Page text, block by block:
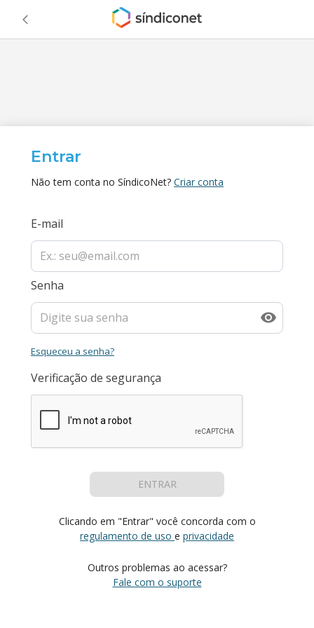
Entrar
Não tem conta no SíndicoNet? Criar conta
E-mail
Senha
Esqueceu a senha?
Verificação de segurança
ENTRAR
Clicando em "Entrar" você concorda com o
regulamento de uso e privacidade
Outros problemas ao acessar?
Fale com o suporte